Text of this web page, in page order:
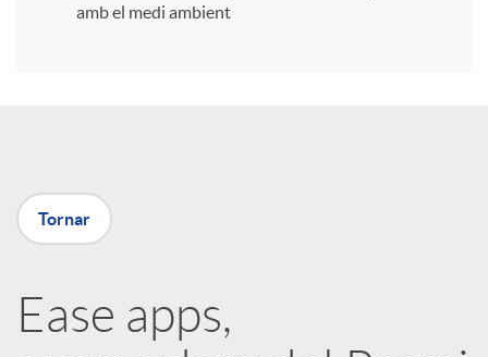
X
a
r
amb el medi ambient
Tornar
Ease apps,